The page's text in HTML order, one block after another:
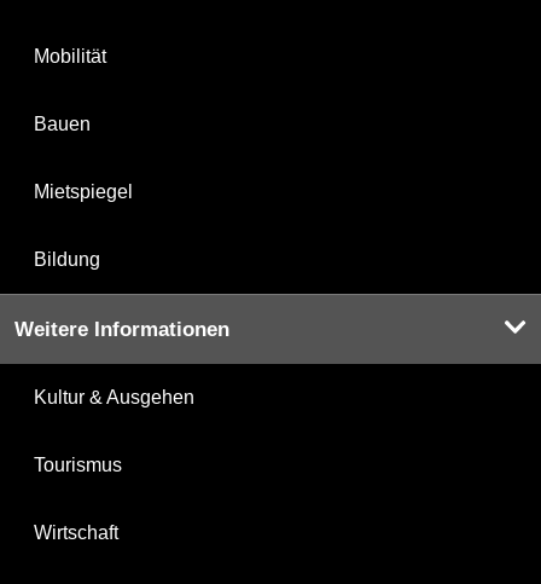
Mobilität
Bauen
Mietspiegel
Bildung
Weitere Informationen
Kultur & Ausgehen
Tourismus
Wirtschaft